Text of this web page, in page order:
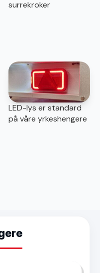
surrekroker
LED-lys er standard
på våre yrkeshengere